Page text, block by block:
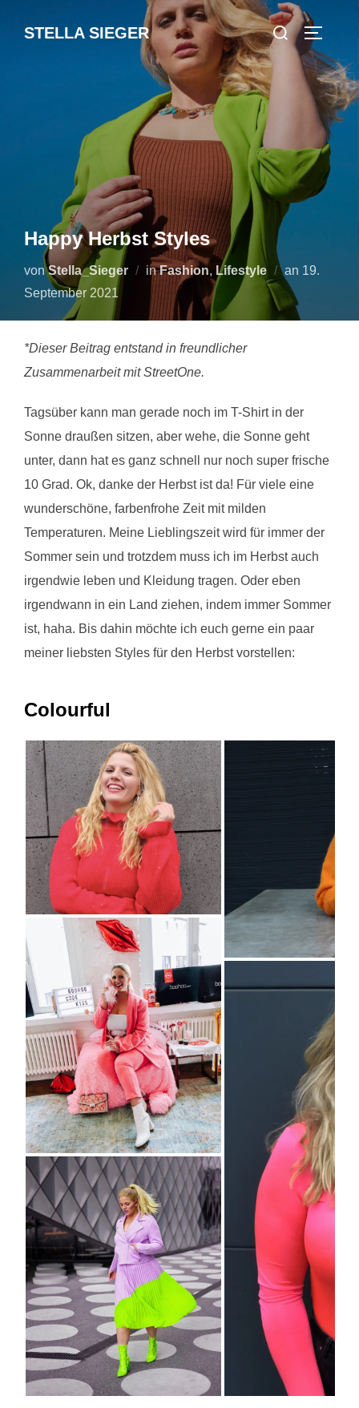
InhaltSTELLA SIEGER
Suchen
nach:
Happy Herbst Styles
vonStella_Sieger inFashion, Lifestyle an 19.
September 2021
*Dieser Beitrag entstand in freundlicher
Zusammenarbeit mit StreetOne.
Tagsüber kann man gerade noch im T-Shirt in der
Sonne draußen sitzen, aber wehe, die Sonne geht
unter, dann hat es ganz schnell nur noch super frische
10 Grad. Ok, danke der Herbst ist da! Für viele eine
wunderschöne, farbenfrohe Zeit mit milden
Temperaturen. Meine Lieblingszeit wird für immer der
Sommer sein und trotzdem muss ich im Herbst auch
irgendwie leben und Kleidung tragen. Oder eben
irgendwann in ein Land ziehen, indem immer Sommer
ist, haha. Bis dahin möchte ich euch gerne ein paar
meiner liebsten Styles für den Herbst vorstellen:
Colourful